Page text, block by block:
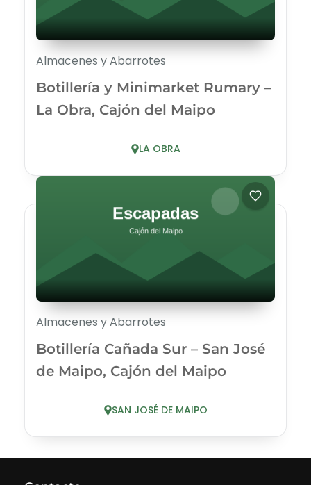
Almacenes y Abarrotes
Botillería y Minimarket Rumary –
La Obra, Cajón del Maipo
LA OBRA
Almacenes y Abarrotes
Botillería Cañada Sur – San José
de Maipo, Cajón del Maipo
SAN JOSÉ DE MAIPO